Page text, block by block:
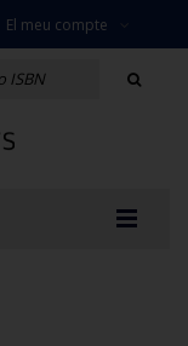
El meu compte